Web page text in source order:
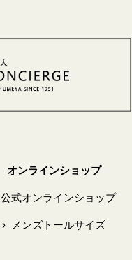
オンラインショップ
公式オンラインショップ
› メンズトールサイズ